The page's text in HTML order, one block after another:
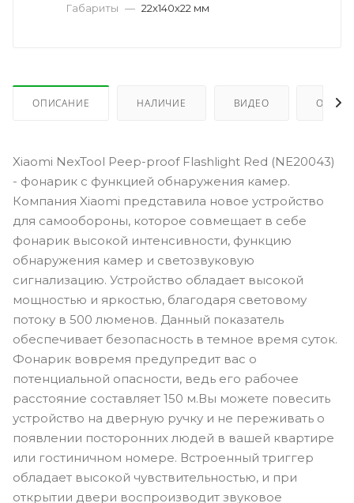
Габариты — 22х140х22 мм
ОПИСАНИЕ НАЛИЧИЕ ВИДЕО
Xiaomi NexTool Peep-proof Flashlight Red (NE20043)
- фонарик с функцией обнаружения камер.
Компания Xiaomi представила новое устройство
для самообороны, которое совмещает в себе
фонарик высокой интенсивности, функцию
обнаружения камер и светозвуковую
сигнализацию. Устройство обладает высокой
мощностью и яркостью, благодаря световому
потоку в 500 люменов. Данный показатель
обеспечивает безопасность в темное время суток.
Фонарик вовремя предупредит вас о
потенциальной опасности, ведь его рабочее
расстояние составляет 150 м.Вы можете повесить
устройство на дверную ручку и не переживать о
появлении посторонних людей в вашей квартире
или гостиничном номере. Встроенный триггер
обладает высокой чувствительностью, и при
открытии двери воспроизводит звуковое